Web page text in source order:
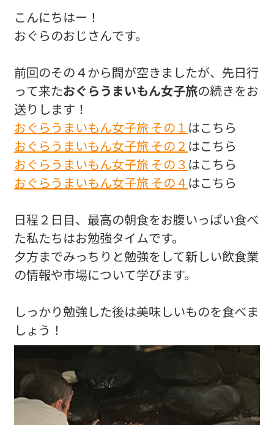
こんにちはー！
おぐらのおじさんです。
前回のその４から間が空きましたが、先日行
って来たおぐらうまいもん女子旅の続きをお
送りします！
おぐらうまいもん女子旅 その１ はこちら
おぐらうまいもん女子旅 その２ はこちら
おぐらうまいもん女子旅 その３ はこちら
おぐらうまいもん女子旅 その４はこちら
日程２日目、最高の朝食をお腹いっぱい食べ
た私たちはお勉強タイムです。
夕方までみっちりと勉強をして新しい飲食業
の情報や市場について学びます。
しっかり勉強した後は美味しいものを食べま
しょう！